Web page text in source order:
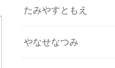
たみやすともえ
やなせなつみ